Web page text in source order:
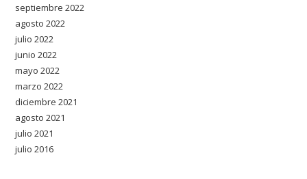
septiembre 2022
agosto 2022
julio 2022
junio 2022
mayo 2022
marzo 2022
diciembre 2021
agosto 2021
julio 2021
julio 2016